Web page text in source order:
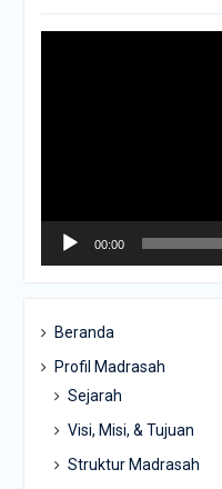
00:00
Beranda
Profil Madrasah
Sejarah
Visi, Misi, & Tujuan
Struktur Madrasah